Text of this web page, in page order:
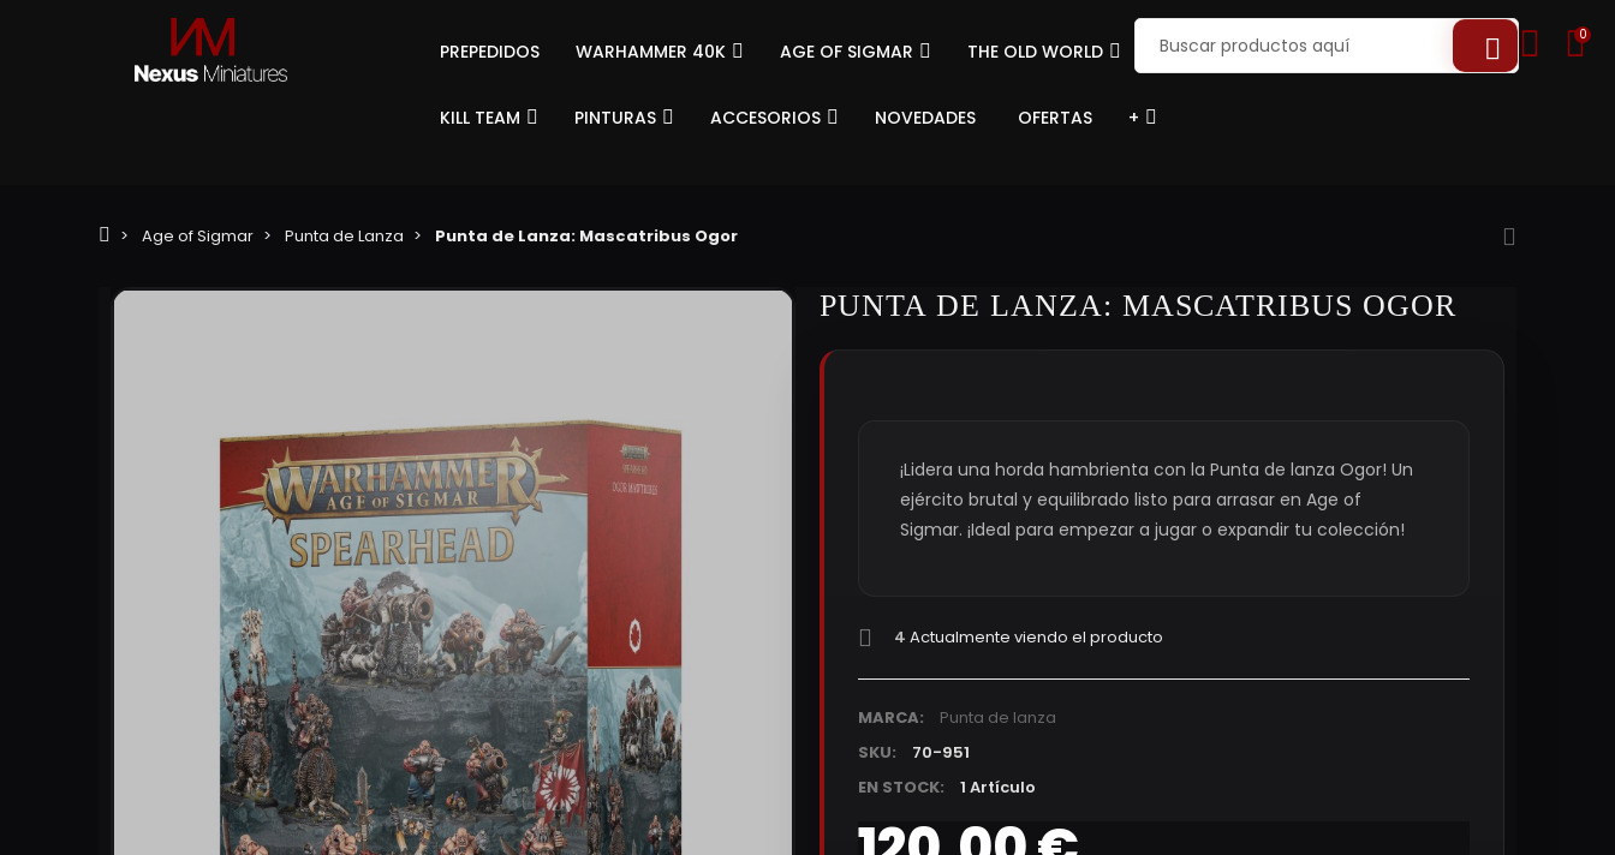
PREPEDIDOS WARHAMMER 40K AGE OF SIGMAR THE OLD WORLD
KILL TEAM PINTURAS ACCESORIOS NOVEDADES OFERTAS +
0
Age of Sigmar Punta de Lanza Punta de Lanza: Mascatribus Ogor
PUNTA DE LANZA: MASCATRIBUS OGOR
¡Lidera una horda hambrienta con la Punta de lanza Ogor! Un
ejército brutal y equilibrado listo para arrasar en Age of
Sigmar. ¡Ideal para empezar a jugar o expandir tu colección!
4 Actualmente viendo el producto
MARCA:
Punta de lanza
SKU:
70-951
EN STOCK:
1 Artículo